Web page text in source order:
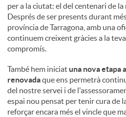
per a la ciutat: el del centenari de
Després de ser presents durant
província de Tarragona, amb una
continuem creixent gràcies a la
compromís.
També hem iniciat una nova etapa
renovadaque ens permetrà
del nostre servei i de
espai nou pensat per tenir cura de
reforçar encara més el vincle que